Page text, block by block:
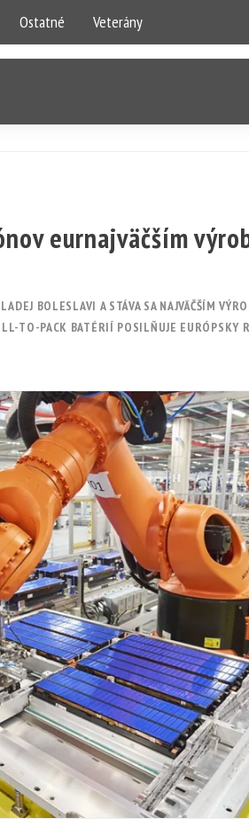
Ostatné Veterány
eurnajväčším
BOLESLAVI A STÁVA SA NAJVÄČŠÍM
TO-PACK BATÉRIÍ POSILŇUJE EURÓPSKY